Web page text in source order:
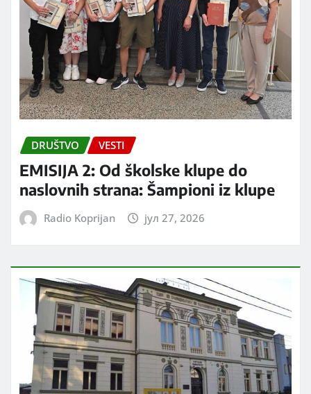
DRUŠTVO VESTI
EMISIJA 2: Od školske klupe do
naslovnih strana: Šampioni iz klupe
Radio Koprijan јул 27, 2026